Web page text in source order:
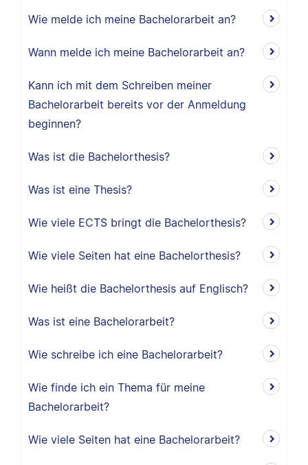
Wie melde ich meine Bachelorarbeit an?
Wann melde ich meine Bachelorarbeit an?
Kann ich mit dem Schreiben meiner
Bachelorarbeit bereits vor der Anmeldung
beginnen?
Was ist die Bachelorthesis?
Was ist eine Thesis?
Wie viele ECTS bringt die Bachelorthesis?
Wie viele Seiten hat eine Bachelorthesis?
Wie heißt die Bachelorthesis auf Englisch?
Was ist eine Bachelorarbeit?
Wie schreibe ich eine Bachelorarbeit?
Wie finde ich ein Thema für meine
Bachelorarbeit?
Wie viele Seiten hat eine Bachelorarbeit?